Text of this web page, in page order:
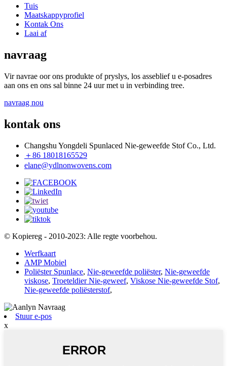
Tuis
Maatskappyprofiel
Kontak Ons
Laai af
navraag
Vir navrae oor ons produkte of pryslys, los asseblief u e-posadres
aan ons en ons sal binne 24 uur met u in verbinding tree.
navraag nou
kontak ons
Changshu Yongdeli Spunlaced Nie-geweefde Stof Co., Ltd.
＋86 18018165529
elane@ydlnonwovens.com
© Kopiereg - 2010-2023: Alle regte voorbehou.
Werfkaart
AMP Mobiel
Poliëster Spunlace, Nie-geweefde poliëster, Nie-geweefde
viskose, Troeteldier Nie-geweef, Viskose Nie-geweefde Stof,
Nie-geweefde poliësterstof,
Stuur e-pos
x